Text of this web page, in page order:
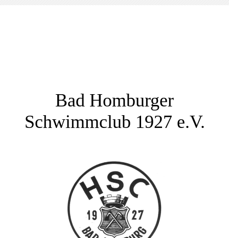
Bad Homburger
Schwimmclub 1927 e.V.